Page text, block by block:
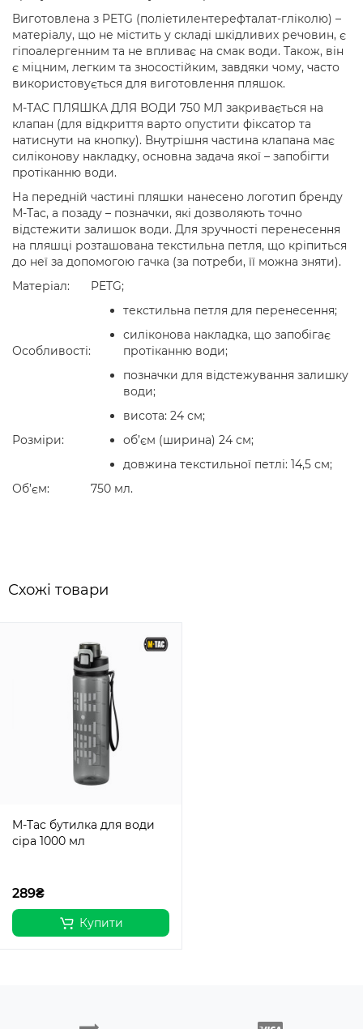
Виготовлена з PETG (поліетилентерефталат-гліколю) –
матеріалу, що не містить у складі шкідливих речовин, є
гіпоалергенним та не впливає на смак води. Також, він
є міцним, легким та зносостійким, завдяки чому, часто
використовується для виготовлення пляшок.
M-TAC ПЛЯШКА ДЛЯ ВОДИ 750 МЛ закривається на
клапан (для відкриття варто опустити фіксатор та
натиснути на кнопку). Внутрішня частина клапана має
силіконову накладку, основна задача якої – запобігти
протіканню води.
На передній частині пляшки нанесено логотип бренду
М-Тас, а позаду – позначки, які дозволяють точно
відстежити залишок води. Для зручності перенесення
на пляшці розташована текстильна петля, що кріпиться
до неї за допомогою гачка (за потреби, її можна зняти).
Матеріал:
PETG;
Особливості:
текстильна петля для перенесення;
силіконова накладка, що запобігає
протіканню води;
позначки для відстежування залишку
води;
Розміри:
висота: 24 см;
об’єм (ширина) 24 см;
довжина текстильної петлі: 14,5 см;
Об’єм:
750 мл.
Схожi товари
M-Tac бутилка для води
сіра 1000 мл
289₴
Купити